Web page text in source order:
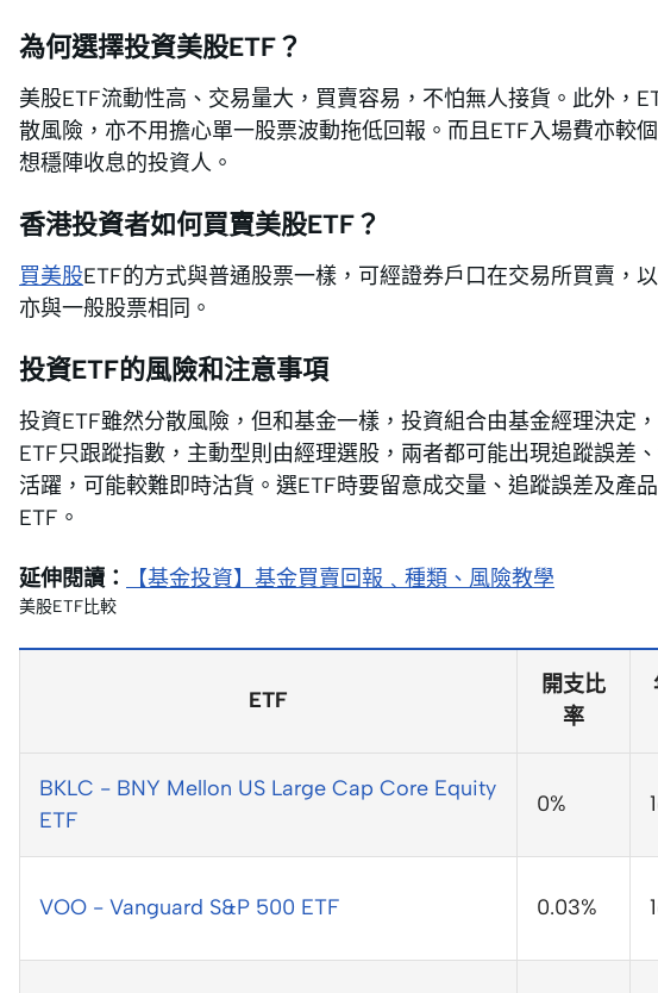
為何選擇投資美股ETF？
美股ETF流動性高、交易量大，買賣容易，不怕無人接貨。此外，
散風險，亦不用擔心單一股票波動拖低回報。而且ETF入場費亦較
想穩陣收息的投資人。
香港投資者如何買賣美股ETF？
買美股ETF的方式與普通股票一樣，可經證券戶口在交易所買賣，
亦與一般股票相同。
投資ETF的風險和注意事項
投資ETF雖然分散風險，但和基金一樣，投資組合由基金經理決定
ETF只跟蹤指數，主動型則由經理選股，兩者都可能出現追蹤誤差
活躍，可能較難即時沽貨。選ETF時要留意成交量、追蹤誤差及產
ETF。
延伸閱讀： 【基金投資】基金買賣回報﹑種類、風險教學
美股ETF比較
ETF
開支比
率
BKLC - BNY Mellon US Large Cap Core Equity
ETF
0%
VOO - Vanguard S&P 500 ETF 0.03%